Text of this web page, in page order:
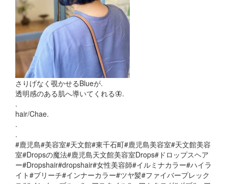
さりげなく覗かせるBlueが.
透明感のある肌へ導いてくれる🦋.
.
hair/Chae.
.
.
#鹿児島#美容室#天文館#東千石町#鹿児島美容室#天文館美容
室#Dropsの魔法#鹿児島天文館美容室Drops#ドロップスヘア
ー#Dropshair#dropshair#女性美容師#イルミナカラー#ハイラ
イト#ブリーチ#インナーカラー#ツヤ髪#ファイバープレック